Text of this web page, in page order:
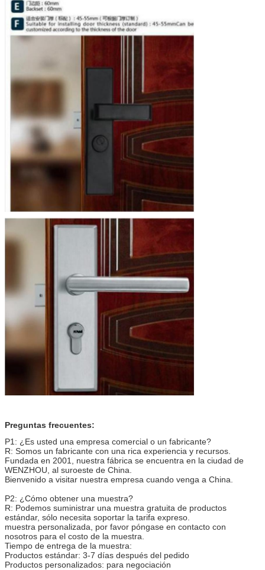
Preguntas frecuentes:
P1: ¿Es usted una empresa comercial o un fabricante?
R: Somos un fabricante con una rica experiencia y recursos.
Fundada en 2001, nuestra fábrica se encuentra en la ciudad de
WENZHOU, al suroeste de China.
Bienvenido a visitar nuestra empresa cuando venga a China.
P2: ¿Cómo obtener una muestra?
R: Podemos suministrar una muestra gratuita de productos
estándar, sólo necesita soportar la tarifa expreso.
muestra personalizada, por favor póngase en contacto con
nosotros para el costo de la muestra.
Tiempo de entrega de la muestra:
Productos estándar: 3-7 días después del pedido
Productos personalizados: para negociación